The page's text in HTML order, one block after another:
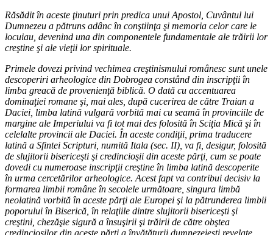
Răsădit în aceste ţinuturi prin predica unui Apostol, Cuvântul lui
Dumnezeu a pătruns adânc în conştiinţa şi memoria celor care le
locuiau, devenind una din componentele fundamentale ale trăirii lor
creştine şi ale vieţii lor spirituale.
Primele dovezi privind vechimea creştinismului românesc sunt unele
descoperiri arheologice din Dobrogea constând din inscripţii în
limba greacă de provenienţă biblică. O dată cu accentuarea
dominaţiei romane şi, mai ales, după cucerirea de către Traian a
Daciei, limba latină vulgară vorbită mai cu seamă în provinciile de
margine ale Imperiului va fi tot mai des folosită în Sciţia Mică şi în
celelalte provincii ale Daciei. În aceste condiţii, prima traducere
latină a Sfintei Scripturi, numită Itala (sec. II), va fi, desigur, folosită
de slujitorii bisericeşti şi credincioşii din aceste părţi, cum se poate
dovedi cu numeroase inscripţii creştine în limba latină descoperite
în urma cercetărilor arheologice. Acest fapt va contribui decisiv la
formarea limbii române în secolele următoare, singura limbă
neolatină vorbită în aceste părţi ale Europei şi la pătrunderea limbii
poporului în Biserică, în relaţiile dintre slujitorii bisericeşti şi
creştini, chezăşie sigură a însuşirii şi trăirii de către obştea
credincioşilor din aceste părţi a învăţăturii dumnezeieşti revelate.